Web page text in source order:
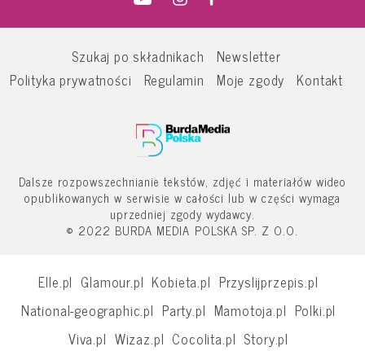
Szukaj po składnikach
Newsletter
Polityka prywatności
Regulamin Moje zgody Kontakt
Dalsze rozpowszechnianie tekstów, zdjęć i materiałów wideo
opublikowanych w serwisie w całości lub w części wymaga
uprzedniej zgody wydawcy.
© 2022 BURDA MEDIA POLSKA SP. Z O.O.
Elle.pl Glamour.pl Kobieta.pl Przyslijprzepis.pl
National-geographic.pl Party.pl Mamotoja.pl Polki.pl
Viva.pl Wizaz.pl Cocolita.pl Story.pl